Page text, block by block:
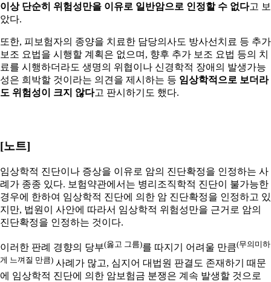
이상 단순히 위험성만을 이유로 일반암으로 인정할 수 없다고 보
았다.
또한, 피보험자의 종양을 치료한 담당의사도 방사선치료 등 추가
보조 요법을 시행할 계획은 없으며, 향후 추가 보조 요법 등의 치
료를 시행하더라도 생명의 위협이나 신경학적 장애의 발생가능
성은 희박할 것이라는 의견을 제시하는 등 임상학적으로 보더라
도 위험성이 크지 않다고 판시하기도 했다.
[노트]
임상학적 진단이나 증상을 이유로 암의 진단확정을 인정하는 사
례가 종종 있다. 보험약관에서는 병리조직학적 진단이 불가능한
경우에 한하여 임상학적 진단에 의한 암 진단확정을 인정하고 있
지만, 법원이 사안에 따라서 임상학적 위험성만을 근거로 암의
진단확정을 인정하는 것이다.
이러한 판례 경향의 당부(옳고 그름)를 따지기 어려울 만큼(무의미하
게 느껴질 만큼) 사례가 많고, 심지어 대법원 판결도 존재하기 때문
에 임상학적 진단에 의한 암보험금 분쟁은 계속 발생할 것으로